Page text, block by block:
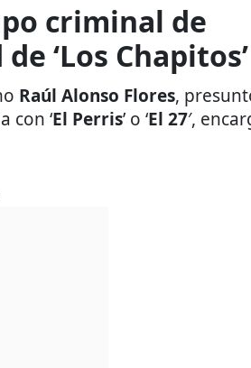
criminal de
‘Los Chapitos’
Raúl Alonso Flores,
con ‘El Perris’ o ‘El 27′,